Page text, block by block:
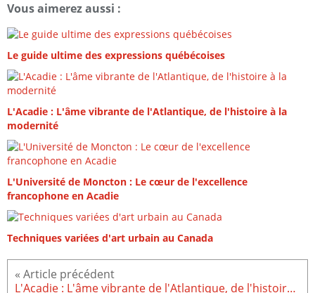
Vous aimerez aussi :
Le guide ultime des expressions québécoises
L'Acadie : L'âme vibrante de l'Atlantique, de l'histoire à la
modernité
L'Université de Moncton : Le cœur de l'excellence
francophone en Acadie
Techniques variées d'art urbain au Canada
L'Acadie : L'âme vibrante de l'Atlantique, de l'histoire à la modernité